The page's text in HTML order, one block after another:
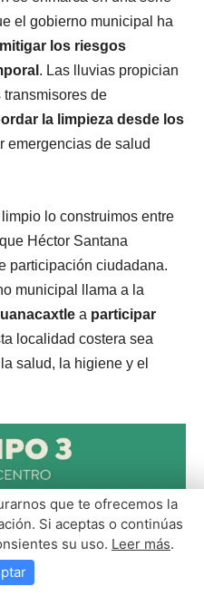
que te ofrecemos la
Si aceptas o continúas
su uso. Leer más.